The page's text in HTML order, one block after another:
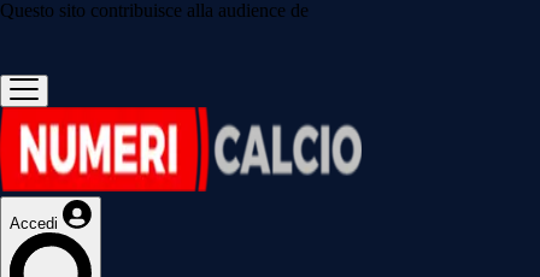
Questo sito contribuisce alla audience de
Accedi